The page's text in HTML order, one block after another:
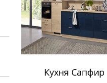
Кухня Сапфир